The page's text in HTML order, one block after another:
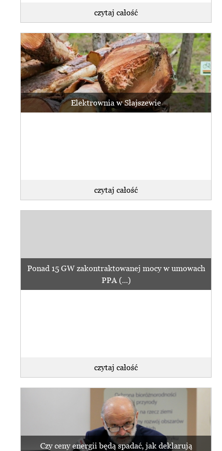
czytaj całość
Elektrownia w Słajszewie
czytaj całość
Ponad 15 GW zakontraktowanej mocy w umowach
PPA (...)
czytaj całość
Czy ceny energii będą spadać, jak deklarują